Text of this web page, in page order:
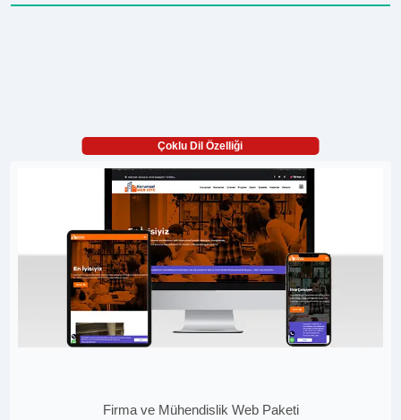
Çoklu Dil Özelliği
Firma ve Mühendislik Web Paketi